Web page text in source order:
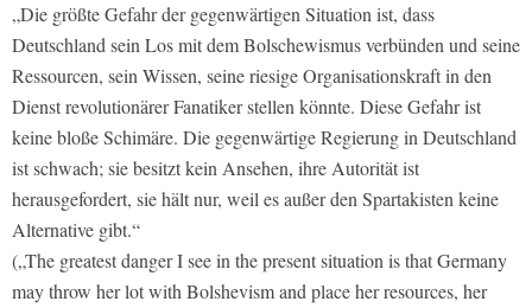
„Die größte Gefahr der gegenwärtigen Situation ist, dass
Deutschland sein Los mit dem Bolschewismus verbünden und seine
Ressourcen, sein Wissen, seine riesige Organisationskraft in den
Dienst revolutionärer Fanatiker stellen könnte. Diese Gefahr ist
keine bloße Schimäre. Die gegenwärtige Regierung in Deutschland
ist schwach; sie besitzt kein Ansehen, ihre Autorität ist
herausgefordert, sie hält nur, weil es außer den Spartakisten keine
Alternative gibt.“
(„The greatest danger I see in the present situation is that Germany
may throw her lot with Bolshevism and place her resources, her